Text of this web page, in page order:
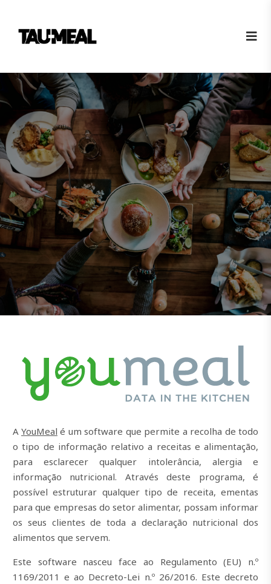
A YouMeal é um software que permite a recolha de todo
o tipo de informação relativo a receitas e alimentação,
para esclarecer qualquer intolerância, alergia e
informação nutricional. Através deste programa, é
possível estruturar qualquer tipo de receita, ementas
para que empresas do setor alimentar, possam informar
os seus clientes de toda a declaração nutricional dos
alimentos que servem.
Este software nasceu face ao Regulamento (EU) n.º
1169/2011 e ao Decreto-Lei n.º 26/2016. Este decreto